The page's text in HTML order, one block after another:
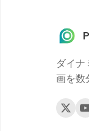
ダイ
画を数